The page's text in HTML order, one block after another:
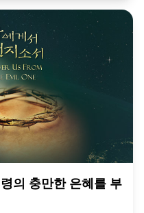
의 충만한 은혜를 부